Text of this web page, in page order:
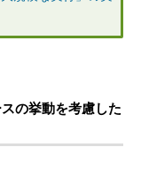
の挙動を考慮した